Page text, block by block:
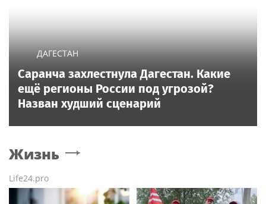
ДАГЕСТАН
Саранча захлестнула Дагестан. Какие
ещё регионы России под угрозой?
Назван худший сценарий
Жизнь
Life24.pro